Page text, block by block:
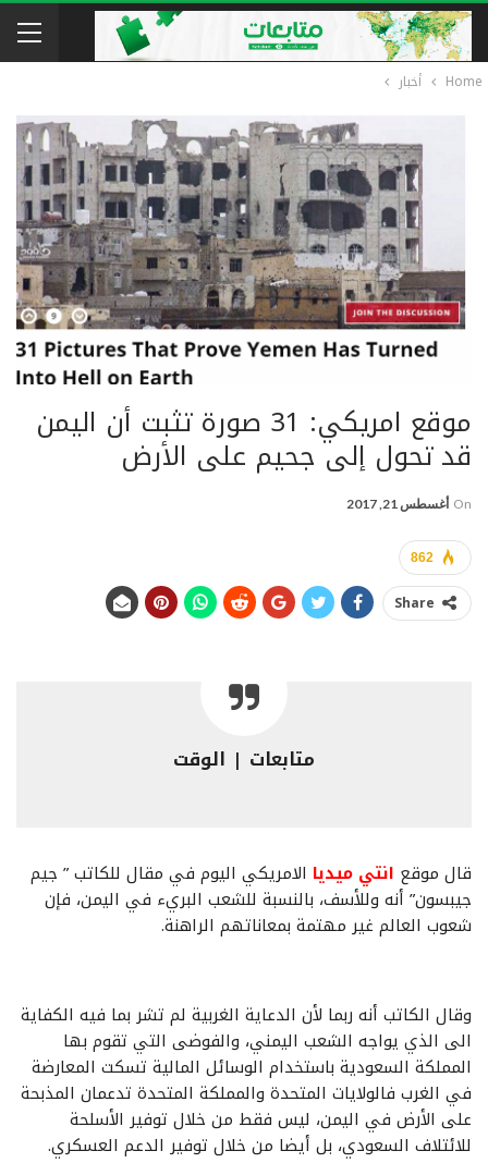
Home أخبار
موقع امريكي: 31 صورة تثبت أن اليمن
قد تحول إلى جحيم على الأرض
On أغسطس 21, 2017
862
Share
متابعات | الوقت
قال موقع انتي ميديا الامريكي اليوم في مقال للكاتب ” جيم
جيبسون” أنه وللأسف، بالنسبة للشعب البريء في اليمن، فإن
شعوب العالم غير مهتمة بمعاناتهم الراهنة.
وقال الكاتب أنه ربما لأن الدعاية الغربية لم تشر بما فيه الكفاية
الى الذي يواجه الشعب اليمني، والفوضى التي تقوم بها
المملكة السعودية باستخدام الوسائل المالية تسكت المعارضة
في الغرب فالولايات المتحدة والمملكة المتحدة تدعمان المذبحة
على الأرض في اليمن، ليس فقط من خلال توفير الأسلحة
للائتلاف السعودي، بل أيضا من خلال توفير الدعم العسكري.